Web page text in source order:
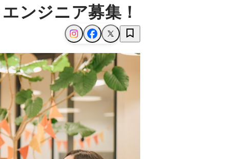
ンジニア募集！